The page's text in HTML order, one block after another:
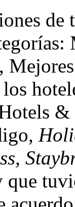
de
&